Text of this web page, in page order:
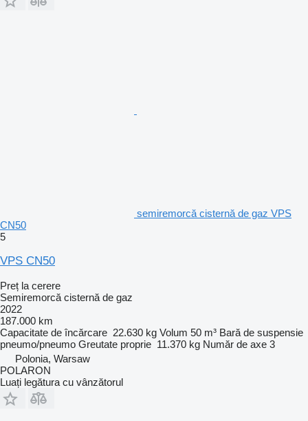
semiremorcă cisternă de gaz VPS
CN50
5
VPS CN50
Preț la cerere
Semiremorcă cisternă de gaz
2022
187.000 km
Capacitate de încărcare 22.630 kg Volum 50 m³ Bară de suspensie
pneumo/pneumo Greutate proprie 11.370 kg Număr de axe 3
Polonia, Warsaw
POLARON
Luați legătura cu vânzătorul